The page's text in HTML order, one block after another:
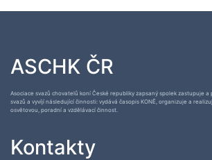
ASCHK ČR
Asociace svazů chovatelů koní České republiky zapsaný spolek zastupuje a
svazů a vyvíjí následující činnosti: vydává časopis KONĚ, organizuje a
osvětovou, poradní a vzdělávací činnost.
Kontakty